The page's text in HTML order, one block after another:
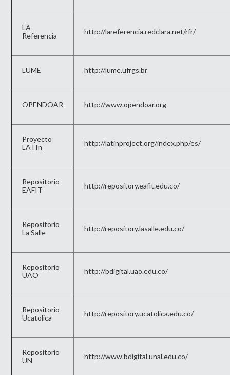
LA
Referencia
http://lareferencia.redclara.net/rfr/
LUME http://lume.ufrgs.br
OPENDOAR http://www.opendoar.org
Proyecto
LATIn
http://latinproject.org/index.php/es/
Repositorio
EAFIT
http://repository.eafit.edu.co/
Repositorio
La Salle
http://repository.lasalle.edu.co/
Repositorio
UAO
http://bdigital.uao.edu.co/
Repositorio
Ucatolica
http://repository.ucatolica.edu.co/
Repositorio
UN
http://www.bdigital.unal.edu.co/